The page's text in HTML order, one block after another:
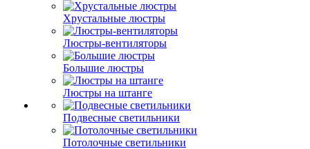
Хрустальные люстры
Люстры-вентиляторы
Большие люстры
Люстры на штанге
Подвесные светильники
Потолочные светильники